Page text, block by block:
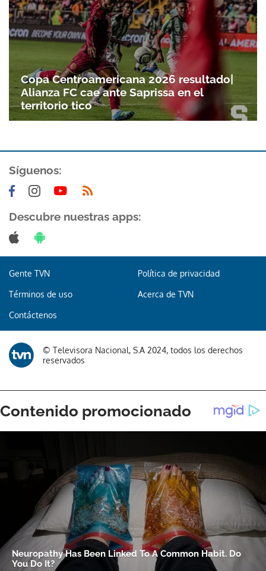
Copa Centroamericana 2026 resultado|
Alianza FC cae ante Saprissa en el
territorio tico
Síguenos:
Descubre nuestras apps:
Gente TVN Política de privacidad
Términos de uso Acerca de TVN
Contáctenos
© Televisora Nacional, S.A 2024, todos los derechos
reservados